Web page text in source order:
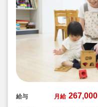
給与 月給 267,000